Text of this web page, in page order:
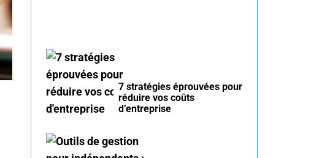
7 stratégies éprouvées pour
réduire vos coûts
d’entreprise